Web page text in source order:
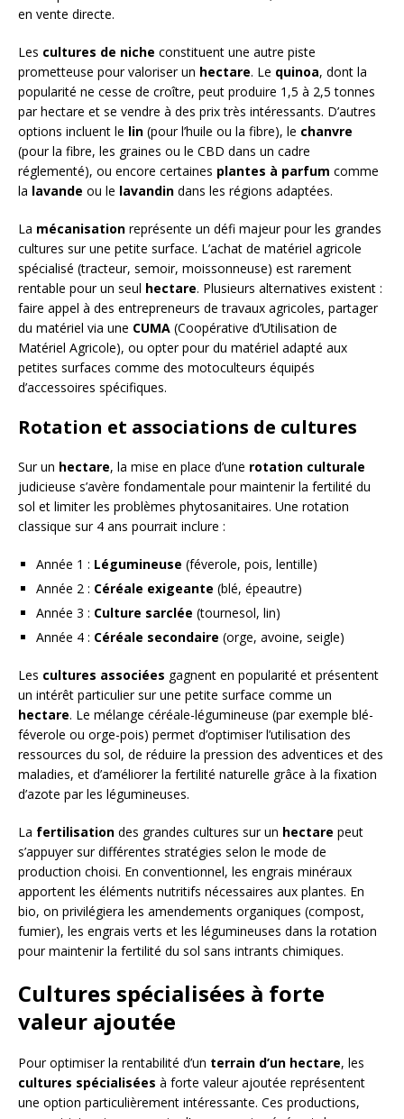
en vente directe.
Les cultures de niche constituent une autre piste
prometteuse pour valoriser un hectare. Le quinoa, dont la
popularité ne cesse de croître, peut produire 1,5 à 2,5 tonnes
par hectare et se vendre à des prix très intéressants. D’autres
options incluent le lin (pour l’huile ou la fibre), le chanvre
(pour la fibre, les graines ou le CBD dans un cadre
réglementé), ou encore certaines plantes à parfum comme
la lavande ou le lavandin dans les régions adaptées.
La mécanisation représente un défi majeur pour les grandes
cultures sur une petite surface. L’achat de matériel agricole
spécialisé (tracteur, semoir, moissonneuse) est rarement
rentable pour un seul hectare. Plusieurs alternatives existent :
faire appel à des entrepreneurs de travaux agricoles, partager
du matériel via une CUMA (Coopérative d’Utilisation de
Matériel Agricole), ou opter pour du matériel adapté aux
petites surfaces comme des motoculteurs équipés
d’accessoires spécifiques.
Rotation et associations de cultures
Sur un hectare, la mise en place d’une rotation culturale
judicieuse s’avère fondamentale pour maintenir la fertilité du
sol et limiter les problèmes phytosanitaires. Une rotation
classique sur 4 ans pourrait inclure :
Année 1 : Légumineuse (féverole, pois, lentille)
Année 2 : Céréale exigeante (blé, épeautre)
Année 3 : Culture sarclée (tournesol, lin)
Année 4 : Céréale secondaire (orge, avoine, seigle)
Les cultures associées gagnent en popularité et présentent
un intérêt particulier sur une petite surface comme un
hectare. Le mélange céréale-légumineuse (par exemple blé-
féverole ou orge-pois) permet d’optimiser l’utilisation des
ressources du sol, de réduire la pression des adventices et des
maladies, et d’améliorer la fertilité naturelle grâce à la fixation
d’azote par les légumineuses.
La fertilisation des grandes cultures sur un hectare peut
s’appuyer sur différentes stratégies selon le mode de
production choisi. En conventionnel, les engrais minéraux
apportent les éléments nutritifs nécessaires aux plantes. En
bio, on privilégiera les amendements organiques (compost,
fumier), les engrais verts et les légumineuses dans la rotation
pour maintenir la fertilité du sol sans intrants chimiques.
Cultures spécialisées à forte
valeur ajoutée
Pour optimiser la rentabilité d’un terrain d’un hectare, les
cultures spécialisées à forte valeur ajoutée représentent
une option particulièrement intéressante. Ces productions,